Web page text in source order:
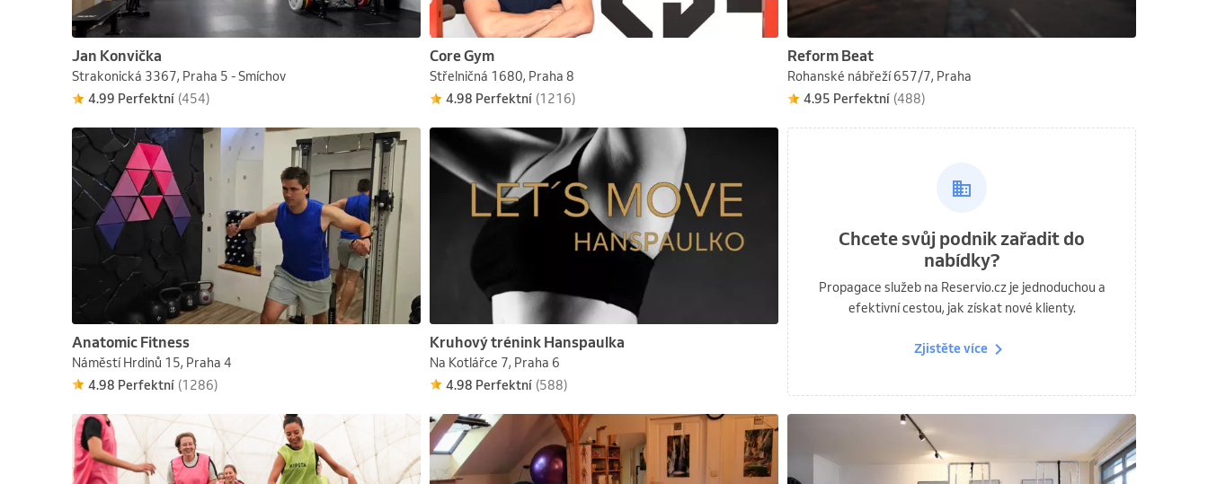
Jan Konvička
Strakonická 3367, Praha 5 - Smíchov
4.99 Perfektní (454)
Core Gym
Střelničná 1680, Praha 8
4.98 Perfektní (1216)
Reform Beat
Rohanské nábřeží 657/7, Praha
4.95 Perfektní (488)
Anatomic Fitness
Náměstí Hrdinů 15, Praha 4
4.98 Perfektní (1286)
Kruhový trénink Hanspaulka
Na Kotlářce 7, Praha 6
4.98 Perfektní (588)
Chcete svůj podnik zařadit do
nabídky?
Propagace služeb na Reservio.cz je jednoduchou a
efektivní cestou, jak získat nové klienty.
Zjistěte více